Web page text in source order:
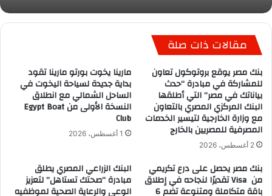
مقالات ذات صلة
بنك مصر يوقع بروتوكول تعاون
للمشاركة في مبادرة “حدث
بياناتك في مصر” التي أطلقها
البنك المركزي المصري بالتعاون
مع وزارة الخارجية لتيسير الخدمات
المصرفية للمصريين بالخارج
2 أغسطس، 2026
مارينا يخوت بورتو مارينا تقود
بداية جديدة لسياحة اليخوت في
الساحل الشمالي مع انطلاق
النسخة الأولى من Egypt Boat
Club
1 أغسطس، 2026
بنك مصر يحصل على درع تكريمي
من Visa تقديرًا لنجاحه في إطلاق
باقة متكاملة ومتنوعة تضم 6
البنك الزراعي المصري يطلق
مبادرة “صحتك تستاهل” لتعزيز
الوعي والرعاية الصحية لموظفيه